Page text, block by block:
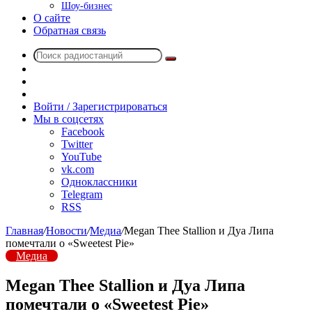
Шоу-бизнес
О сайте
Обратная связь
Поиск
радио
Войти / Зарегистрироваться
Мы в соцсетях
Facebook
Twitter
YouTube
vk.com
Одноклассники
Telegram
RSS
Главная/Новости/Медиа/Megan Thee Stallion и Дуа Липа
помечтали о «Sweetest Pie»
Медиа
Megan Thee Stallion и Дуа Липа
помечтали о «Sweetest Pie»